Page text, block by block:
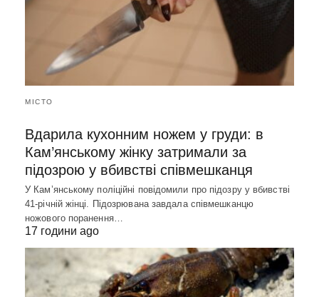
МІСТО
Вдарила кухонним ножем у груди: в
Кам’янському жінку затримали за
підозрою у вбивстві співмешканця
У Кам’янському поліційні повідомили про підозру у вбивстві
41-річній жінці. Підозрювана завдала співмешканцю
ножового поранення…
17 години ago